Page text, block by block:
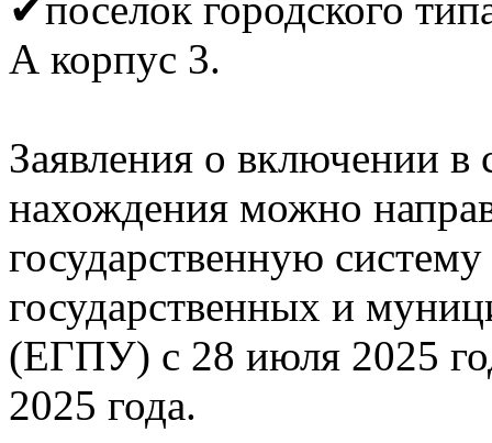
✔поселок городского
А корпус 3.
Заявления о включении в
нахождения можно
государственную
государственных и
(ЕГПУ) с 28 июля 2025
2025 года.